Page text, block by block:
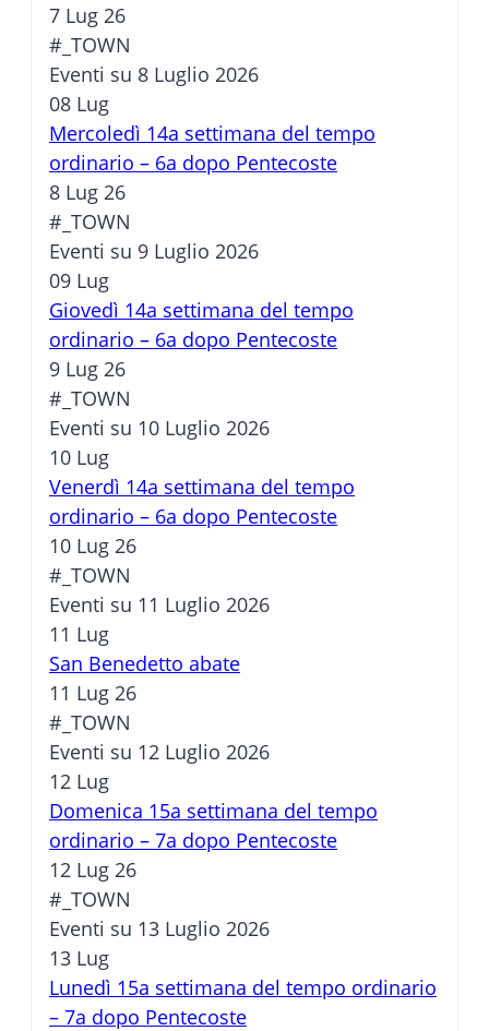
7 Lug 26
#_TOWN
Eventi su 8 Luglio 2026
08 Lug
Mercoledì 14a settimana del tempo
ordinario – 6a dopo Pentecoste
8 Lug 26
#_TOWN
Eventi su 9 Luglio 2026
09 Lug
Giovedì 14a settimana del tempo
ordinario – 6a dopo Pentecoste
9 Lug 26
#_TOWN
Eventi su 10 Luglio 2026
10 Lug
Venerdì 14a settimana del tempo
ordinario – 6a dopo Pentecoste
10 Lug 26
#_TOWN
Eventi su 11 Luglio 2026
11 Lug
San Benedetto abate
11 Lug 26
#_TOWN
Eventi su 12 Luglio 2026
12 Lug
Domenica 15a settimana del tempo
ordinario – 7a dopo Pentecoste
12 Lug 26
#_TOWN
Eventi su 13 Luglio 2026
13 Lug
Lunedì 15a settimana del tempo ordinario
– 7a dopo Pentecoste